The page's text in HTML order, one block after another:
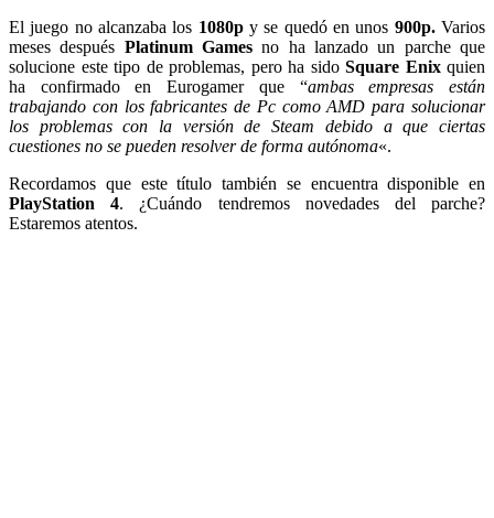
El juego no alcanzaba los 1080py se quedó en unos 900p.Varios
meses después Platinum Games no ha lanzado un parche que
solucione este tipo de problemas, pero ha sido Square Enixquien
ha confirmado en Eurogamer que “ambas empresas están
trabajando con los fabricantes de Pc como AMD para solucionar
los problemas con la versión de Steam debido a que ciertas
cuestiones no se pueden resolver de forma autónoma«.
Recordamos que este título también se encuentra disponible en
PlayStation 4. ¿Cuándo tendremos novedades del parche?
Estaremos atentos.